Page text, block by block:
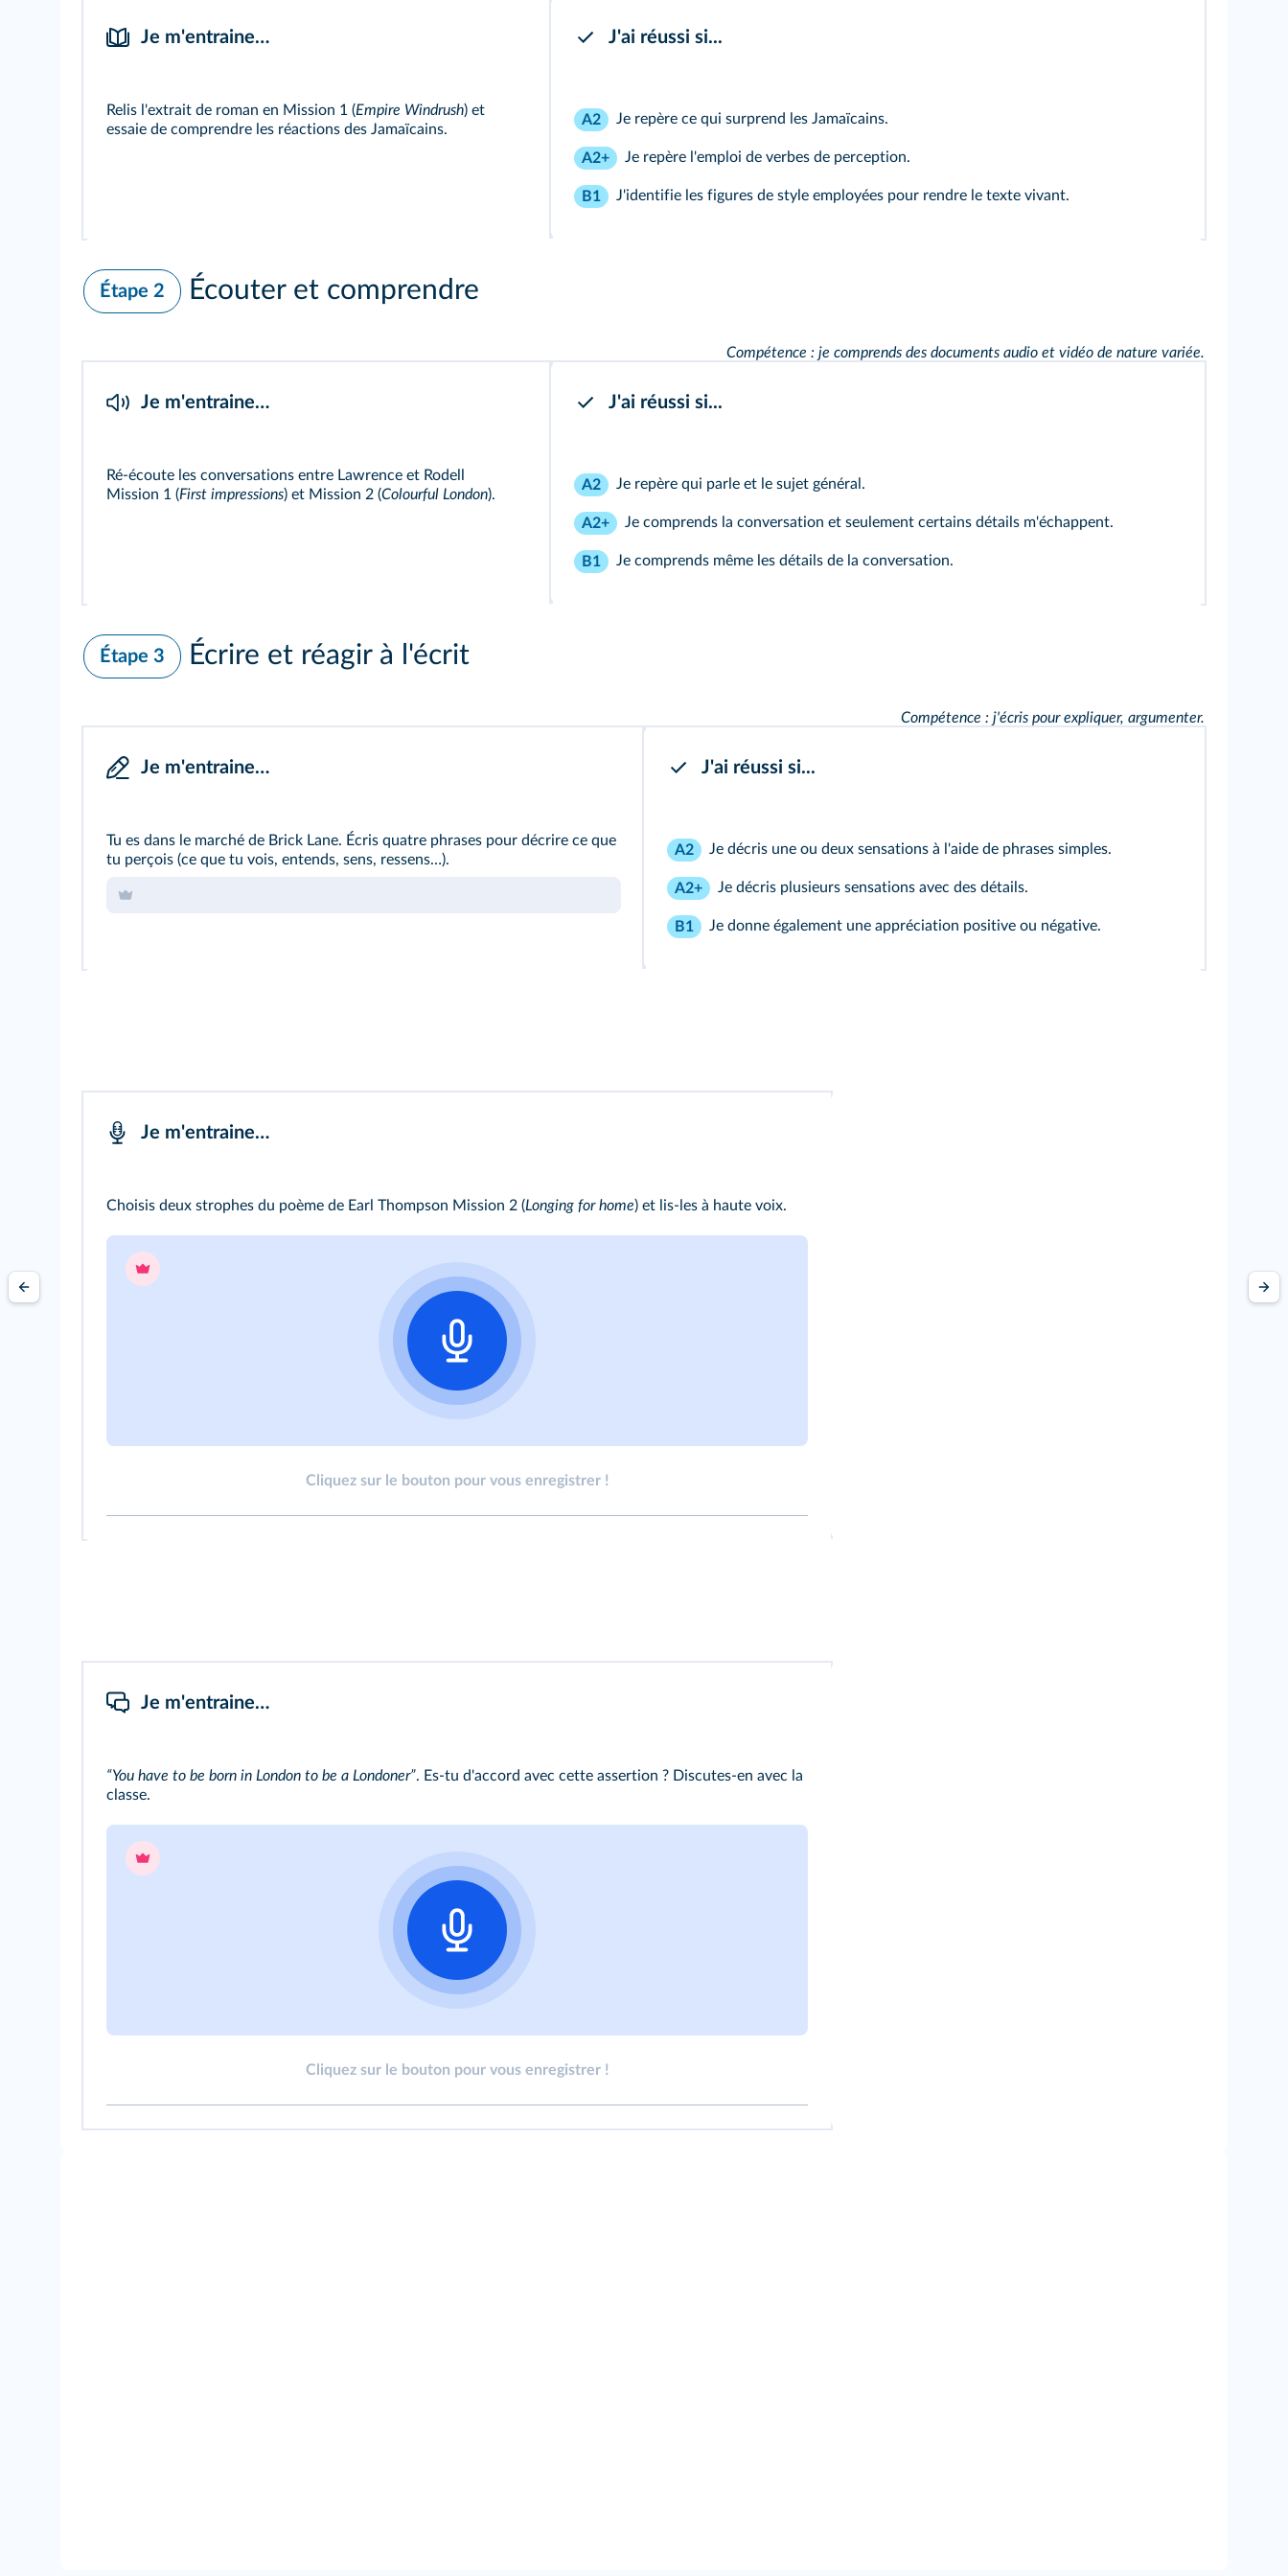
Je m'entraine…
Relis l'extrait de roman en Mission 1 (Empire Windrush) et
essaie de comprendre les réactions des Jamaïcains.
J'ai réussi si...
A2 Je repère ce qui surprend les Jamaïcains.
A2+ Je repère l'emploi de verbes de perception.
B1 J'identifie les figures de style employées pour rendre le texte vivant.
Étape 2 Écouter et comprendre
Compétence : je comprends des documents audio et vidéo de nature variée.
Je m'entraine…
Ré-écoute les conversations entre Lawrence et Rodell
Mission 1 (First impressions) et Mission 2 (Colourful London).
J'ai réussi si...
A2 Je repère qui parle et le sujet général.
A2+ Je comprends la conversation et seulement certains détails m'échappent.
B1 Je comprends même les détails de la conversation.
Étape 3 Écrire et réagir à l'écrit
Compétence : j'écris pour expliquer, argumenter.
Je m'entraine…
Tu es dans le marché de Brick Lane. Écris quatre phrases pour décrire ce que
tu perçois (ce que tu vois, entends, sens, ressens…).
J'ai réussi si...
A2 Je décris une ou deux sensations à l'aide de phrases simples.
A2+ Je décris plusieurs sensations avec des détails.
B1 Je donne également une appréciation positive ou négative.
Je m'entraine…
Choisis deux strophes du poème de Earl Thompson Mission 2 (Longing for home) et lis‑les à haute voix.
Cliquez sur le bouton pour vous enregistrer !
Je m'entraine…
“You have to be born in London to be a Londoner”. Es-tu d'accord avec cette assertion ? Discutes-en avec la
classe.
Cliquez sur le bouton pour vous enregistrer !